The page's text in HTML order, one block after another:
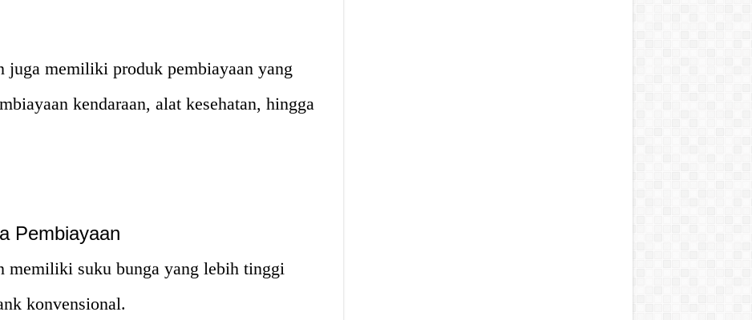
juga memiliki produk pembiayaan yang
kendaraan, alat kesehatan, hingga
Pembiayaan
memiliki suku bunga yang lebih tinggi
konvensional.